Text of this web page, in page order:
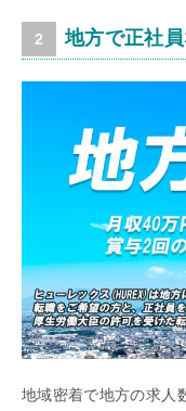
地方で正社
地域密着で地方の求人